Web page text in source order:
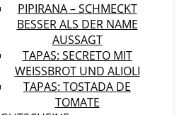
PIPIRANA – SCHMECKT
BESSER ALS DER NAME
AUSSAGT
TAPAS: SECRETO MIT
WEISSBROT UND ALIOLI
TAPAS: TOSTADA DE
TOMATE